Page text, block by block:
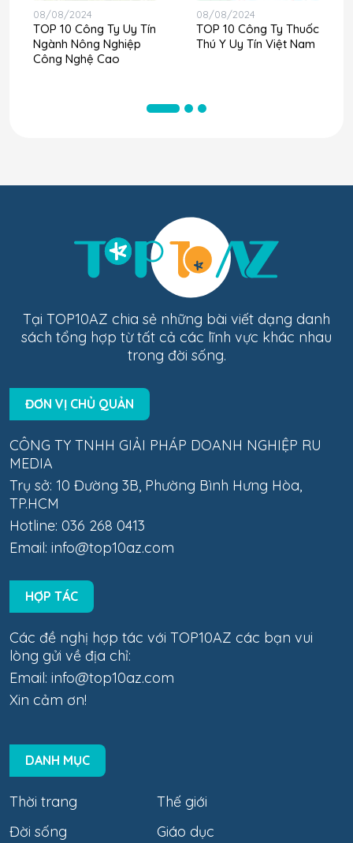
08/08/2024
TOP 10 Công Ty Uy Tín
Ngành Nông Nghiệp
Công Nghệ Cao
08/08/2024
TOP 10 Công Ty Thuốc
Thú Y Uy Tín Việt Nam
Tại TOP10AZ chia sẻ những bài viết dạng danh
sách tổng hợp từ tất cả các lĩnh vực khác nhau
trong đời sống.
ĐƠN VỊ CHỦ QUẢN
CÔNG TY TNHH GIẢI PHÁP DOANH NGHIỆP RU
MEDIA
Trụ sở: 10 Đường 3B, Phường Bình Hưng Hòa,
TP.HCM
Hotline: 036 268 0413
Email: info@top10az.com
HỢP TÁC
Các đề nghị hợp tác với TOP10AZ các bạn vui
lòng gửi về địa chỉ:
Email: info@top10az.com
Xin cảm ơn!
DANH MỤC
Thời trang
Thế giới
Đời sống
Giáo dục